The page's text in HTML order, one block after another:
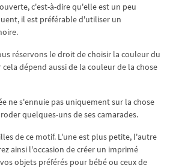
c'est-à-dire qu'elle est un peu
il est préférable d'utiliser un
réservons le droit de choisir la couleur du
dépend aussi de la couleur de la chose
ne s'ennuie pas uniquement sur la chose
quelques-uns de ses camarades.
de ce motif. L'une est plus petite, l'autre
ainsi l'occasion de créer un imprimé
objets préférés pour bébé ou ceux de